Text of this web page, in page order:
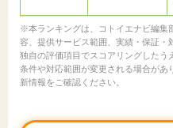
※本ランキングは、コトイエナビ編集
容、提供サービス範囲、実績・保証・
独自の評価項目でスコアリングした
条件や対応範囲が変更される場合が
新情報をご確認ください。